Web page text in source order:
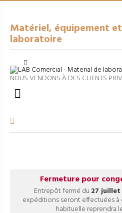
Matériel, équipement
laboratoire
Cerrar
arrow_right
MATÉRIEL À USAGE
arrow_right
arrow_right
NOUS VENDONS À DES CLIENTS

Fermeture pour
Entrepôt fermé du 27 juillet
expéditions seront effectuées à
habituelle reprendra